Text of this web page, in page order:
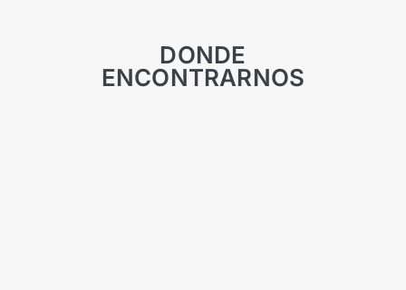
DONDE
ENCONTRARNOS